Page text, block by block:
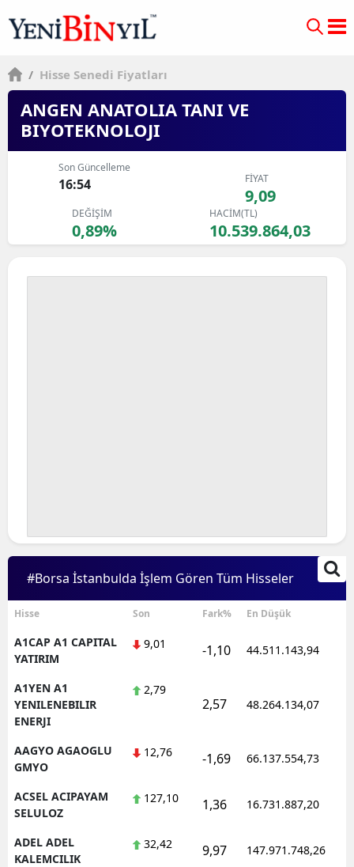
/ Hisse Senedi Fiyatları
ANGEN ANATOLIA TANI VE
BIYOTEKNOLOJI
Son Güncelleme
16:54 FİYAT
9,09
DEĞİŞİM
0,89%
HACİM(TL)
10.539.864,03
#Borsa İstanbulda İşlem Gören Tüm Hisseler
Hisse Son Fark% En Düşük
A1CAP A1 CAPITAL
YATIRIM
9,01 -1,10 44.511.143,94
A1YEN A1
YENILENEBILIR
ENERJI
2,79
2,57 48.264.134,07
AAGYO AGAOGLU
GMYO
12,76 -1,69 66.137.554,73
ACSEL ACIPAYAM
SELULOZ
127,10 1,36 16.731.887,20
ADEL ADEL
KALEMCILIK
32,42 9,97 147.971.748,26